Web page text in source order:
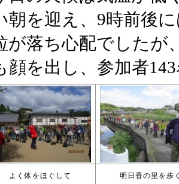
よく体をほぐして 明日香の里を歩